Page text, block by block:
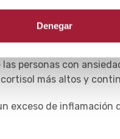
Denegar
hormona tiene un
importantes
las personas con
más altos y
exceso de